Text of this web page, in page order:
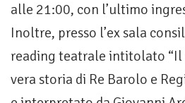
alle 21:00, con l’ultimo
Inoltre, presso l’ex sala
reading teatrale intitolato “Il
vera storia di Re Barolo e